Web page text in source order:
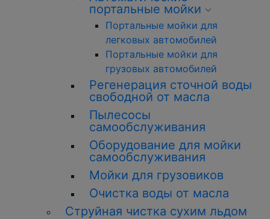
портальные мойки
Портальные мойки для
легковых автомобилей
Портальные мойки для
грузовых автомобилей
Регенерация сточной воды
свободной от масла
Пылесосы
самообслуживания
Оборудование для мойки
самообслуживания
Мойки для грузовиков
Очистка воды от масла
Струйная чистка сухим льдом